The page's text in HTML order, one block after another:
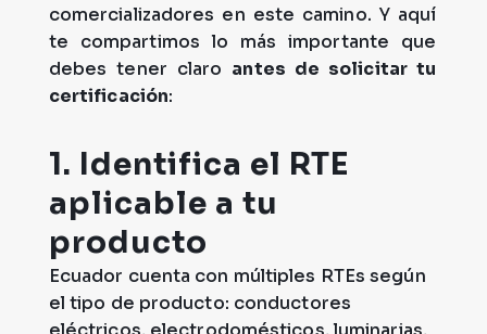
comercializadores en este camino. Y aquí
te compartimos lo más importante que
debes tener claro antes de solicitar tu
certificación:
1. Identifica el RTE
aplicable a tu
producto
Ecuador cuenta con múltiples RTEs según
el tipo de producto: conductores